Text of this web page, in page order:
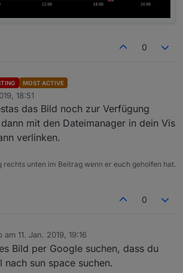
0
MOST ACTIVE
18:51
das Bild noch zur Verfügung
mit den Dateimanager in dein Vis
verlinken.
rechts unten im Beitrag wenn er euch geholfen hat.
0
am 11. Jan. 2019, 19:16
von
Bild per Google suchen, dass du
nach sun space suchen.